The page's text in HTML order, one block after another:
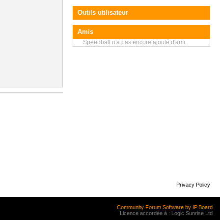
Outils utilisateur
Amis
Speedball n'a pas encore ajouté d'ami.
Privacy Policy
Community Forum Software by IP.Board
Licence accordée à : Logic Sunrise Ltd